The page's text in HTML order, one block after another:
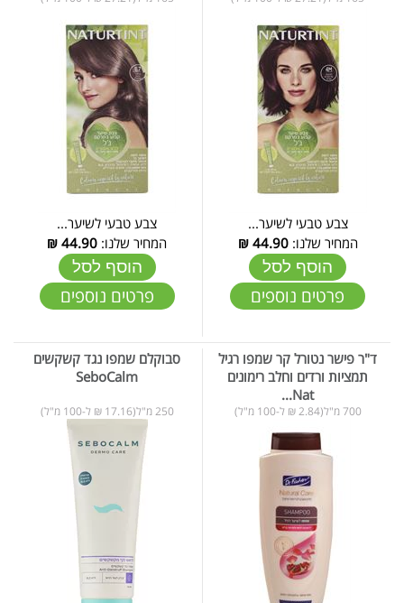
צבע טבעי לשיער...
המחיר שלנו:44.90
₪
הוסף לסל
פרטים נוספים
צבע טבעי לשיער...
המחיר שלנו: 44.90
₪
הוסף לסל
פרטים נוספים
ד"ר פישר נטורל קר שמפו רגיל
תמציות ורדים וחלב רימונים
Nat...
700 מ"ל(2.84 ₪ ל-100 מ"ל)
סבוקלם שמפו נגד קשקשים
SeboCalm
250 מ"ל(17.16 ₪ ל-100 מ"ל)